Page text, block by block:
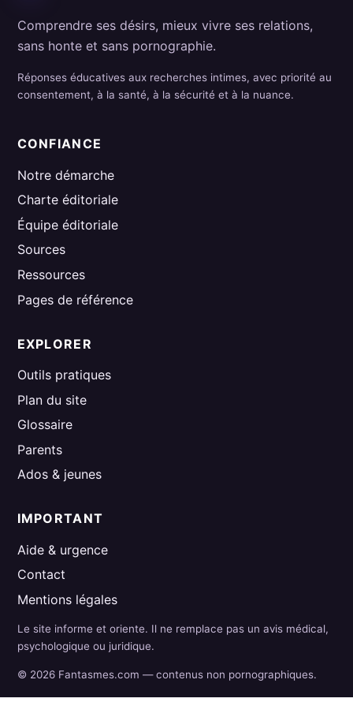
Comprendre ses désirs, mieux vivre ses relations,
sans honte et sans pornographie.
Réponses éducatives aux recherches intimes, avec priorité au
consentement, à la santé, à la sécurité et à la nuance.
CONFIANCE
Notre démarche
Charte éditoriale
Équipe éditoriale
Sources
Ressources
Pages de référence
EXPLORER
Outils pratiques
Plan du site
Glossaire
Parents
Ados & jeunes
IMPORTANT
Aide & urgence
Contact
Mentions légales
Le site informe et oriente. Il ne remplace pas un avis médical,
psychologique ou juridique.
© 2026 Fantasmes.com — contenus non pornographiques.